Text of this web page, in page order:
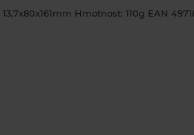
Hmotnost: 110g EAN